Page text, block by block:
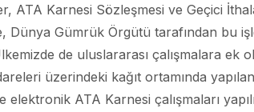
ATA Karnesi Sözleşmesi ve Geçici
Dünya Gümrük Örgütü tarafından bu
de uluslararası çalışmalara
üzerindeki kağıt ortamında
ATA Karnesi çalışmaları